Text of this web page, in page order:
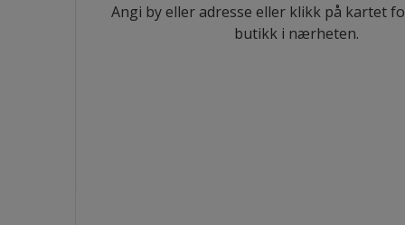
Angi by eller adresse eller klikk på kartet
butikk i nærheten.